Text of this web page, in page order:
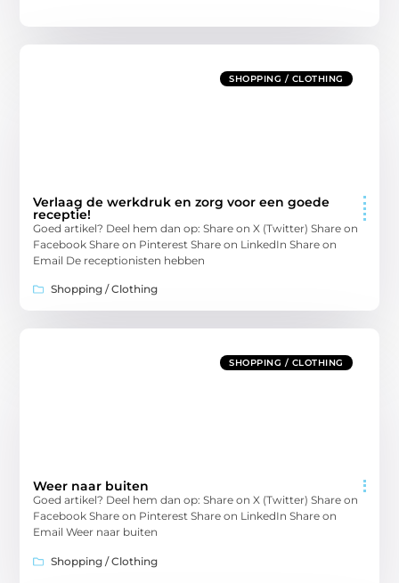
SHOPPING / CLOTHING
Verlaag de werkdruk en zorg voor een goede
receptie!
Goed artikel? Deel hem dan op: Share on X (Twitter) Share on
Facebook Share on Pinterest Share on LinkedIn Share on
Email De receptionisten hebben
Shopping / Clothing
SHOPPING / CLOTHING
Weer naar buiten
Goed artikel? Deel hem dan op: Share on X (Twitter) Share on
Facebook Share on Pinterest Share on LinkedIn Share on
Email Weer naar buiten
Shopping / Clothing